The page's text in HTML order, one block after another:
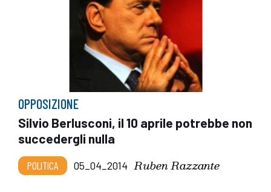
OPPOSIZIONE
Silvio Berlusconi, il 10 aprile potrebbe non
succedergli nulla
POLITICA 05_04_2014 Ruben Razzante